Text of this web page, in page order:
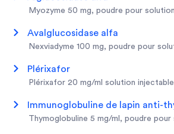
myozyme 50 mg, poudre pour
avalglucosidase alfa
nexviadyme 100 mg, poudre pour
plérixafor
plérixafor 20 mg/ml solution injectable
immunoglobuline de lapin anti-
thymoglobuline 5 mg/ml, poudre